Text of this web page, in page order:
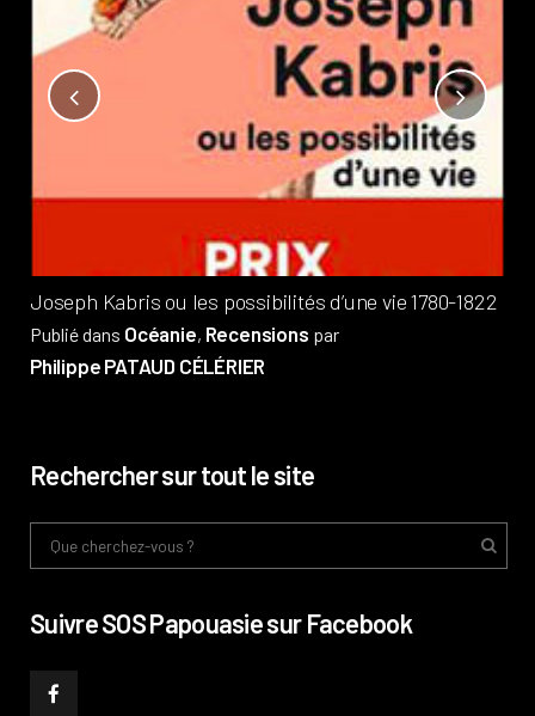
Joseph Kabris ou les possibilités d’une vie 1780-1822
Publié dans Océanie, Recensions par
Philippe PATAUD CÉLÉRIER
Rechercher sur tout le site
Suivre SOS Papouasie sur Facebook